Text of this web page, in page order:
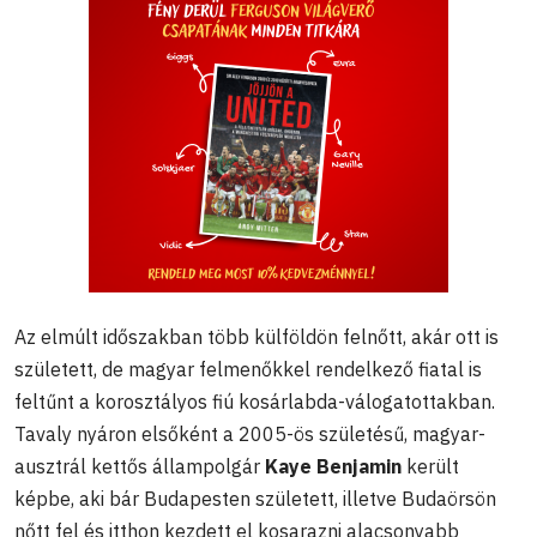
Az elmúlt időszakban több külföldön felnőtt, akár ott is
született, de magyar felmenőkkel rendelkező fiatal is
feltűnt a korosztályos fiú kosárlabda-válogatottakban.
Tavaly nyáron elsőként a 2005-ös születésű, magyar-
ausztrál kettős állampolgár Kaye Benjamin került
képbe, aki bár Budapesten született, illetve Budaörsön
nőtt fel és itthon kezdett el kosarazni alacsonyabb